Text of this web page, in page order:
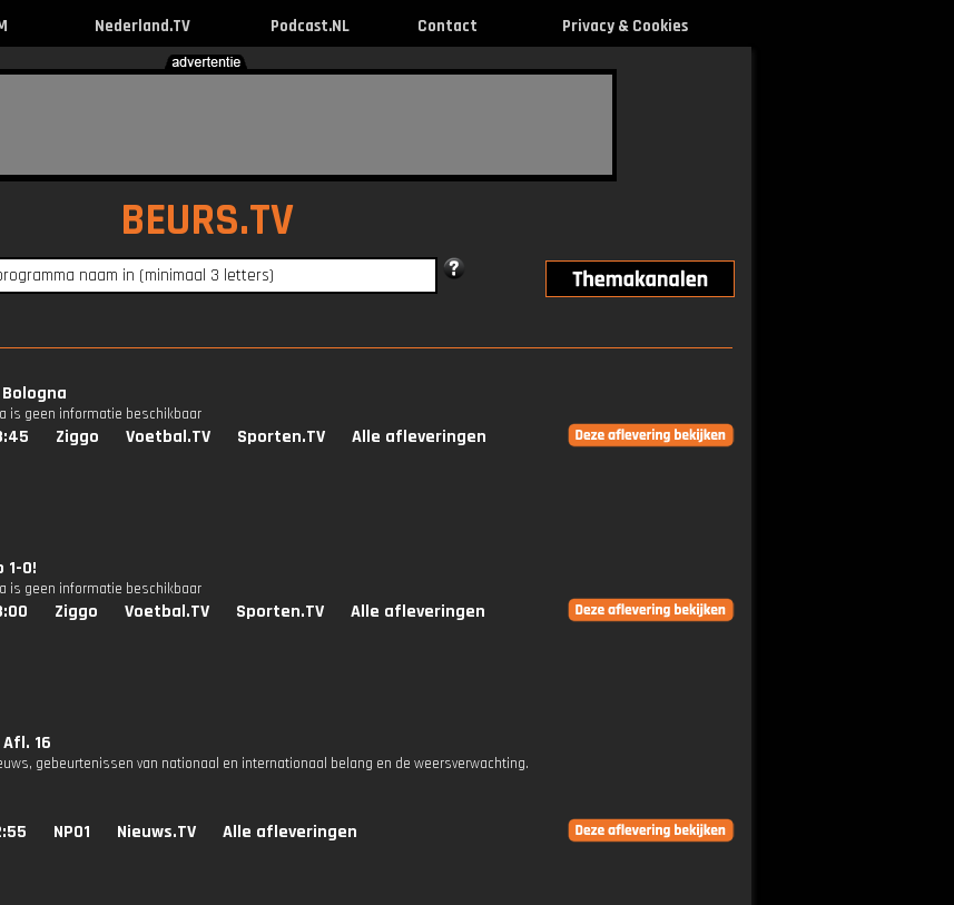
Nederland.TV Podcast.NL Contact Privacy & Cookies
BEURS.TV
is geen informatie beschikbaar
Ziggo Voetbal.TV Sporten.TV Alle afleveringen
1-0!
is geen informatie beschikbaar
Ziggo Voetbal.TV Sporten.TV Alle afleveringen
16
gebeurtenissen van nationaal en internationaal belang en de weersverwachting.
NPO1 Nieuws.TV Alle afleveringen